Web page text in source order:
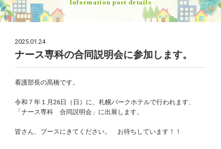
Information post details
2025.01.24
ナース専科の合同説明会に参加します。
看護部長の髙橋です。
令和７年１月26日（日）に、札幌パークホテルで行われます、
「ナース専科 合同説明会」に出展します。
皆さん、ブースにきてください。 お待ちしています！！